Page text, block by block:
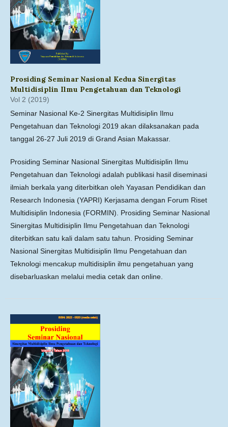
Prosiding Seminar Nasional Kedua Sinergitas
Multidisiplin Ilmu Pengetahuan dan Teknologi
Vol 2 (2019)
Seminar Nasional Ke-2 Sinergitas Multidisiplin Ilmu
Pengetahuan dan Teknologi 2019 akan dilaksanakan pada
tanggal 26-27 Juli 2019 di Grand Asian Makassar.
Prosiding Seminar Nasional Sinergitas Multidisiplin Ilmu
Pengetahuan dan Teknologi adalah publikasi hasil diseminasi
ilmiah berkala yang diterbitkan oleh Yayasan Pendidikan dan
Research Indonesia (YAPRI) Kerjasama dengan Forum Riset
Multidisiplin Indonesia (FORMIN). Prosiding Seminar Nasional
Sinergitas Multidisiplin Ilmu Pengetahuan dan Teknologi
diterbitkan satu kali dalam satu tahun. Prosiding Seminar
Nasional Sinergitas Multidisiplin Ilmu Pengetahuan dan
Teknologi mencakup multidisiplin ilmu pengetahuan yang
disebarluaskan melalui media cetak dan online.